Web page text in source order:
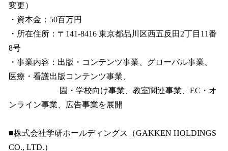
変更）
・資本金：50百万円
・所在住所：〒141-8416 東京都品川区西五反田2丁目11番
8号
・事業内容：出版・コンテンツ事業、グローバル事業、
医療・看護出版コンテンツ事業、
園・学校向け事業、教室関連事業、EC・オ
ンライン事業、広告事業を展開
■株式会社学研ホールディングス（GAKKEN HOLDINGS
CO., LTD.）